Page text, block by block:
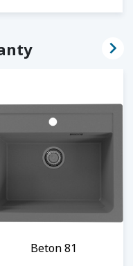
Beton 81
